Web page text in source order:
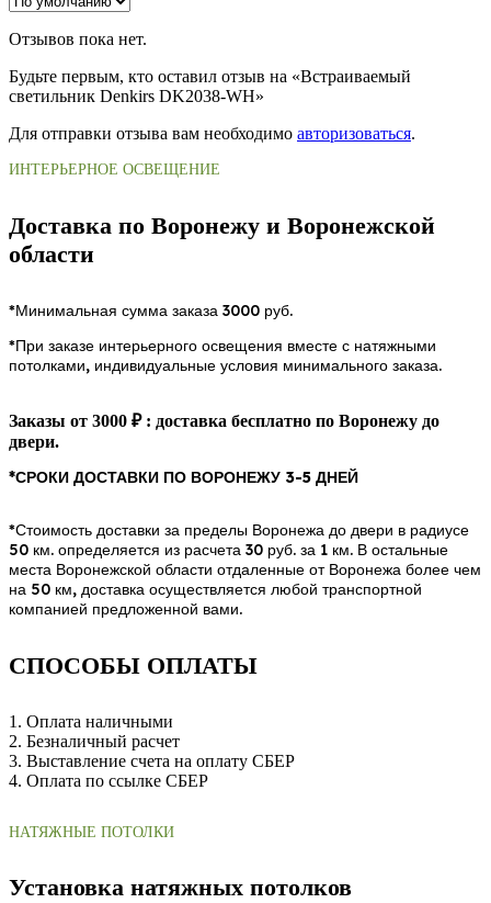
Отзывов пока нет.
Будьте первым, кто оставил отзыв на «Встраиваемый
светильник Denkirs DK2038-WH»
Для отправки отзыва вам необходимо авторизоваться.
ИНТЕРЬЕРНОЕ ОСВЕЩЕНИЕ
Доставка по Воронежу и Воронежской
области
*Минимальная сумма заказа 3000 руб.
*При заказе интерьерного освещения вместе с натяжными
потолками, индивидуальные условия минимального заказа.
Заказы от 3000 ₽ : доставка бесплатно по Воронежу до
двери.
*СРОКИ ДОСТАВКИ ПО ВОРОНЕЖУ 3-5 ДНЕЙ
*Стоимость доставки за пределы Воронежа до двери в радиусе
50 км. определяется из расчета 30 руб. за 1 км. В остальные
места Воронежской области отдаленные от Воронежа более чем
на 50 км, доставка осуществляется любой транспортной
компанией предложенной вами.
СПОСОБЫ ОПЛАТЫ
1. Оплата наличными
2. Безналичный расчет
3. Выставление счета на оплату СБЕР
4. Оплата по ссылке СБЕР
НАТЯЖНЫЕ ПОТОЛКИ
Установка натяжных потолков